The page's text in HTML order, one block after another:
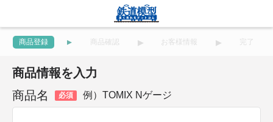
商品登録 商品確認 お客様情報 完了
商品情報を入力
商品名
必須 例）TOMIX Nゲージ